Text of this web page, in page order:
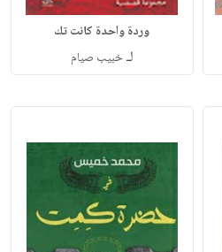
وردة واحدة كانت تك
لـخبيب صيام